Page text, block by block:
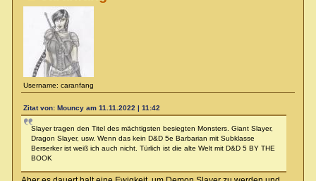
Username: caranfang
Zitat von: Mouncy am 11.11.2022 | 11:42
Slayer tragen den Titel des mächtigsten besiegten Monsters. Giant Slayer,
Dragon Slayer, usw. Wenn das kein D&D 5e Barbarian mit Subklasse
Berserker ist weiß ich auch nicht. Türlich ist die alte Welt mit D&D 5 BY THE
BOOK